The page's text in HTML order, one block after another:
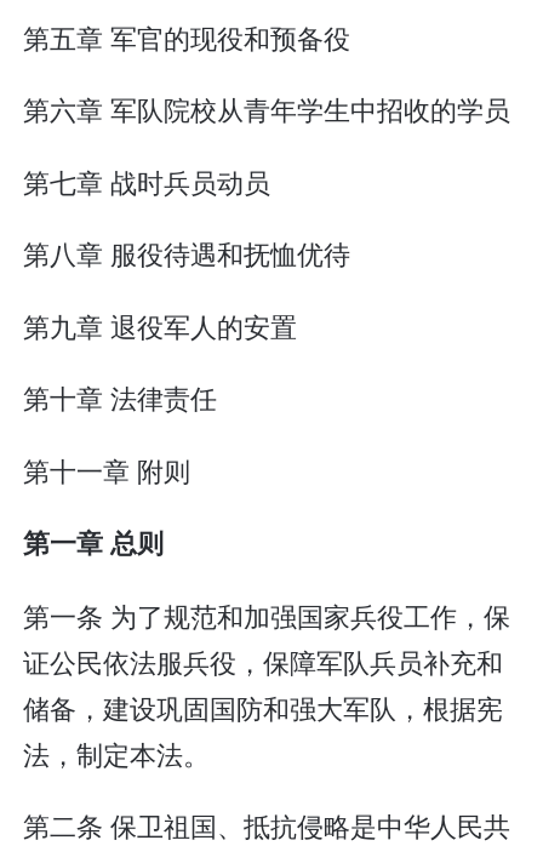
第五章 军官的现役和预备役
第六章 军队院校从青年学生中招收的学员
第七章 战时兵员动员
第八章 服役待遇和抚恤优待
第九章 退役军人的安置
第十章 法律责任
第十一章 附则
第一章 总则
第一条 为了规范和加强国家兵役工作，保
证公民依法服兵役，保障军队兵员补充和
储备，建设巩固国防和强大军队，根据宪
法，制定本法。
第二条 保卫祖国、抵抗侵略是中华人民共